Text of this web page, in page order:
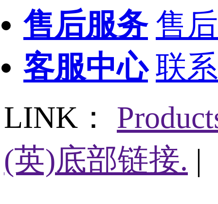
售后服务 售
客服中心 联
LINK：
(英)底部链接. |